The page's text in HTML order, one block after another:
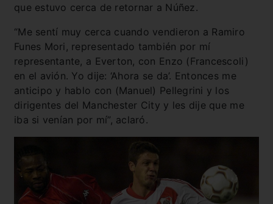
que estuvo cerca de retornar a Núñez.
“Me sentí muy cerca cuando vendieron a Ramiro
Funes Mori, representado también por mí
representante, a Everton, con Enzo (Francescoli)
en el avión. Yo dije: ‘Ahora se da’. Entonces me
anticipo y hablo con (Manuel) Pellegrini y los
dirigentes del Manchester City y les dije que me
iba si venían por mí”, aclaró.